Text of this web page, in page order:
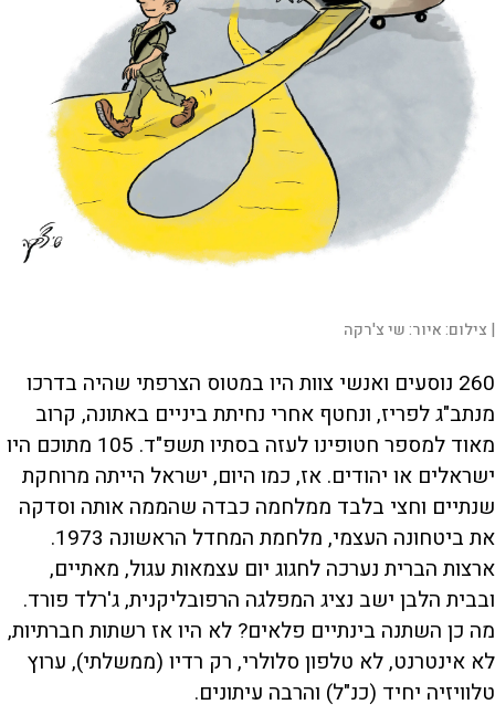
| צילום:איור: שי צ'רקה
260 נוסעים ואנשי צוות היו במטוס הצרפתי שהיה בדרכו
מנתב"ג לפריז, ונחטף אחרי נחיתת ביניים באתונה, קרוב
מאוד למספר חטופינו לעזה בסתיו תשפ"ד. 105 מתוכם היו
ישראלים או יהודים. אז, כמו היום, ישראל הייתה מרוחקת
שנתיים וחצי בלבד ממלחמה כבדה שהממה אותה וסדקה
את ביטחונה העצמי, מלחמת המחדל הראשונה 1973.
ארצות הברית נערכה לחגוג יום עצמאות עגול, מאתיים,
ובבית הלבן ישב נציג המפלגה הרפובליקנית, ג'רלד פורד.
מה כן השתנה בינתיים פלאים? לא היו אז רשתות חברתיות,
לא אינטרנט, לא טלפון סלולרי, רק רדיו (ממשלתי), ערוץ
טלוויזיה יחיד (כנ"ל) והרבה עיתונים.